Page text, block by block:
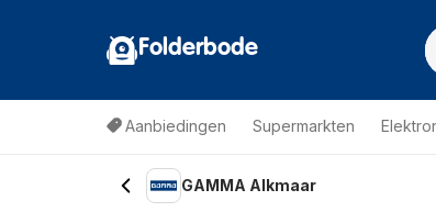
Folderbode
Aanbiedingen Supermarkten
GAMMA Alkmaar